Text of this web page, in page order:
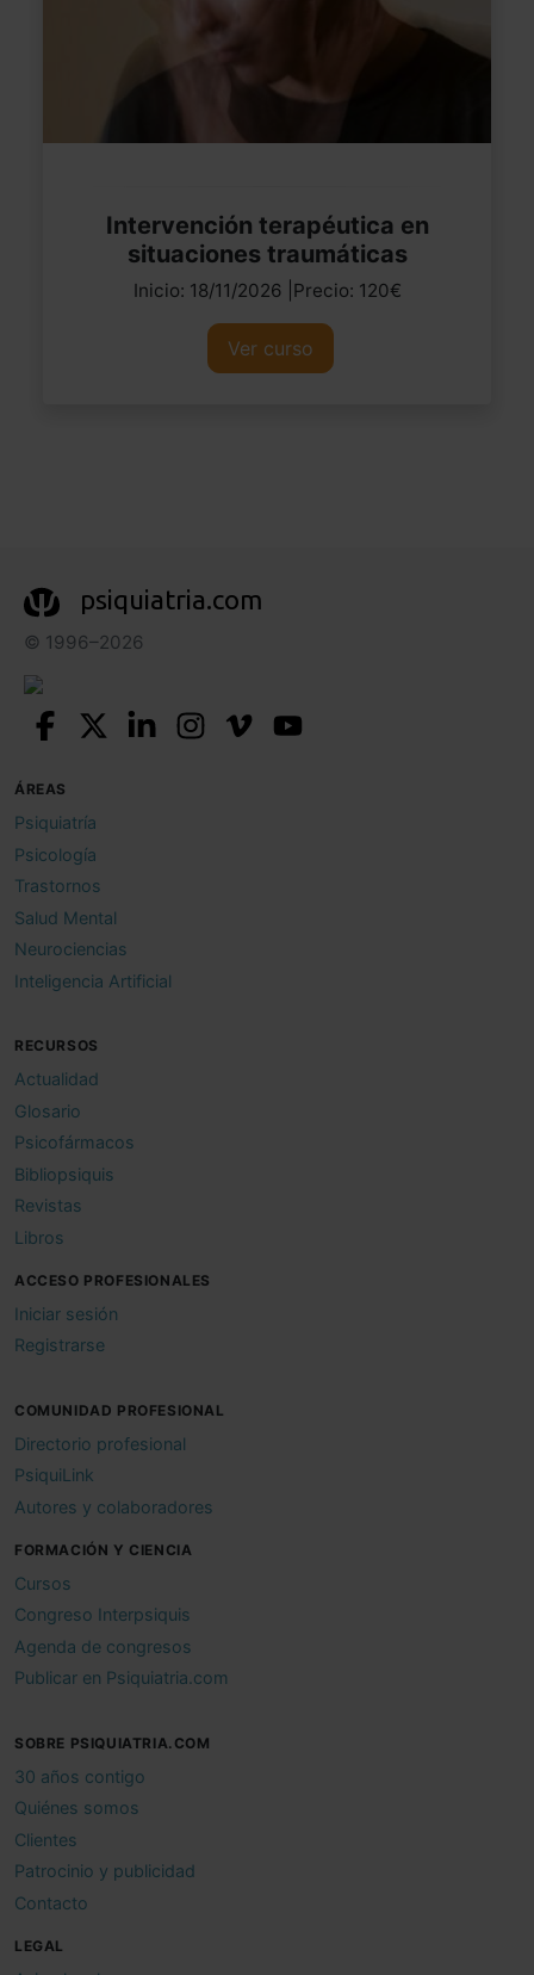
Intervención terapéutica en
situaciones traumáticas
Inicio: 18/11/2026 |Precio: 120€
Ver curso
psiquiatria.com
© 1996–2026
ÁREAS
Psiquiatría
Psicología
Trastornos
Salud Mental
Neurociencias
Inteligencia Artificial
RECURSOS
Actualidad
Glosario
Psicofármacos
Bibliopsiquis
Revistas
Libros
ACCESO PROFESIONALES
Iniciar sesión
Registrarse
COMUNIDAD PROFESIONAL
Directorio profesional
PsiquiLink
Autores y colaboradores
FORMACIÓN Y CIENCIA
Cursos
Congreso Interpsiquis
Agenda de congresos
Publicar en Psiquiatria.com
SOBRE PSIQUIATRIA.COM
30 años contigo
Quiénes somos
Clientes
Patrocinio y publicidad
Contacto
LEGAL